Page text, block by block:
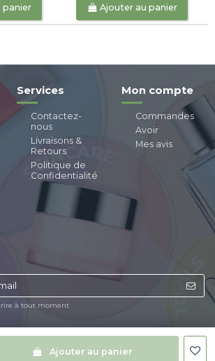
Ajouter au panier
panier Ajouter au panier
Services
Contactez-
nous
Livraisons &
Retours
Politique de
Confidentialité
Mon compte
Commandes
Avoir
Mes avis
à tout moment